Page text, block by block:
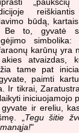
būdą,
Be to, gyvatė
karūnų yra
atvaizdas,
tame pat
paimti
Ir tikrai,
iniciuojamojo
ir ereliu,
„Tegu šitie
"